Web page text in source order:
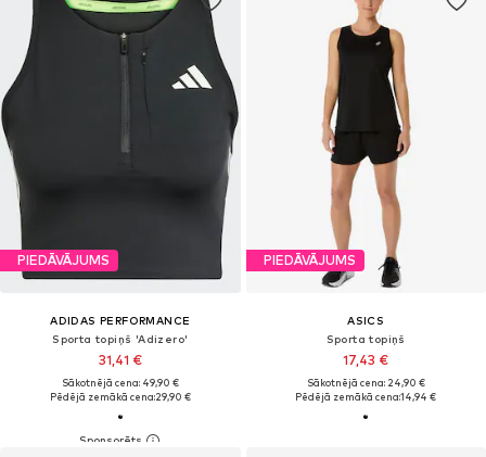
PIEDĀVĀJUMS
ADIDAS PERFORMANCE
Sporta topiņš 'Adizero'
31,41 €
Sākotnējā cena: 49,90 €
Pēdējā zemākā cena:29,90 €
PIEDĀVĀJUMS
ASICS
Sporta topiņš
17,43 €
Sākotnējā cena: 24,90 €
Pēdējā zemākā cena:14,94 €